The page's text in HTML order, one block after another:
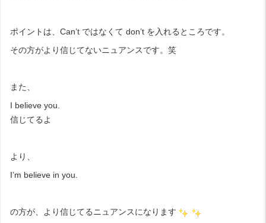
ポイントは、Can’t ではなくて don’t を入れるところです。
その方がより信じてないニュアンスです。笑
また、
I believe you.
信じてるよ
より、
I’m believe in you.
の方が、より信じてるニュアンスになります